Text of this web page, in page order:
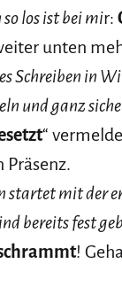
los ist bei mir:
unten
Schreiben in
und ganz
“
Präsenz.
startet mit der
bereits fest
!